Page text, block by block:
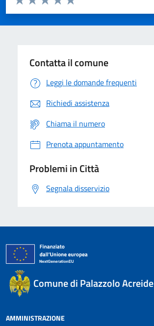
Valuta 5 stelle su 5
Valuta 4 stelle su 5
Valuta 3 stelle su 5
Valuta 2 stelle su 5
Valuta 1 stelle su 5
Contatta il comune
Leggi le domande frequenti
Richiedi assistenza
Chiama il numero
Prenota appuntamento
Problemi in Città
Segnala disservizio
Comune di Palazzolo Acreide
AMMINISTRAZIONE